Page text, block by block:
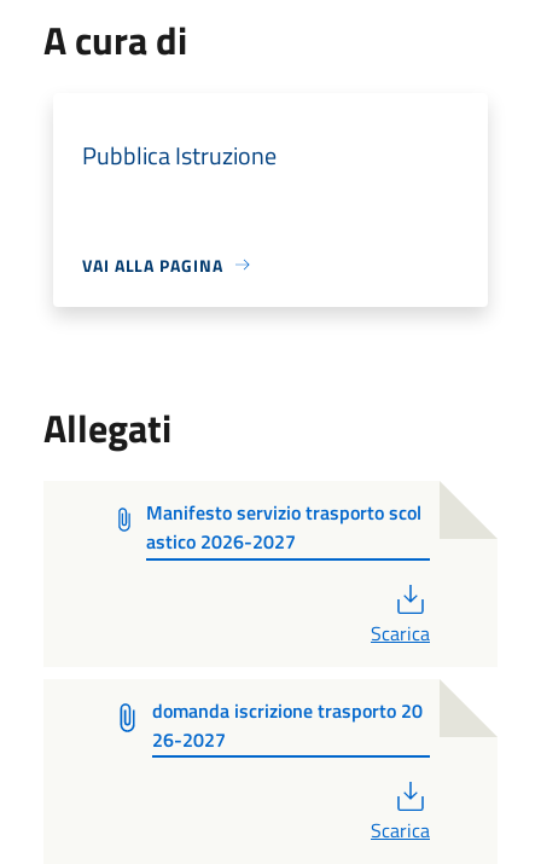
A cura di
Pubblica Istruzione
VAI ALLA PAGINA
Allegati
Manifesto servizio trasporto scol
astico 2026-2027
Scarica
domanda iscrizione trasporto 20
26-2027
Scarica